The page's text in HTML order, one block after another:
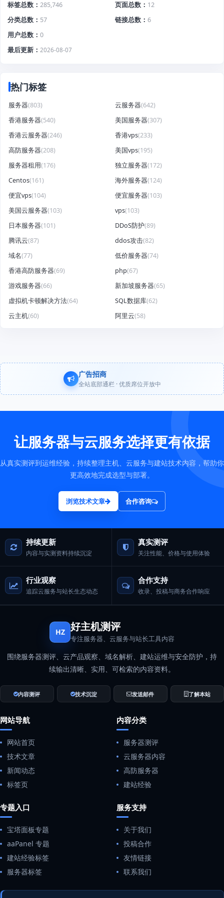
标签总数
285,746 页面总数
12
分类总数
57 链接总数
6
用户总数
0
最后更新
2026-08-07
热门标签
服务器(803) 云服务器(642)
香港服务器(540) 美国服务器(307)
香港云服务器(246) 香港vps(233)
高防服务器(208) 美国vps(195)
服务器租用(176) 独立服务器(172)
Centos(161) 海外服务器(124)
便宜vps(104) 便宜服务器(103)
美国云服务器(103) vps(103)
日本服务器(101) DDoS防护(89)
腾讯云(87) ddos攻击(82)
域名(77) 低价服务器(74)
香港高防服务器(69) php(67)
游戏服务器(66) 新加坡服务器(65)
虚拟机卡顿解决方法(64) SQL数据库(62)
云主机(60) 阿里云(58)
广告招商
全站底部通栏 · 优质席位开放中
让服务器与云服务选择更有依据
从真实测评到运维经验，持续整理主机、云服务与建站技术内容，帮助你
更高效地完成选型与部署。
浏览技术文章 合作咨询
持续更新
内容与实测资料持续沉淀
真实测评
关注性能、价格与使用体验
行业观察
追踪云服务与站长生态动态
合作支持
收录、投稿与商务合作响应
HZ 好主机测评
专注服务器、云服务与站长工具内容
围绕服务器测评、云产品观察、域名解析、建站运维与安全防护，持
续输出清晰、实用、可检索的内容资料。
内容测评 技术沉淀 发送邮件 了解本站
网站导航
网站首页
技术文章
新闻动态
标签页
内容分类
服务器测评
云服务器内容
高防服务器
建站经验
专题入口
宝塔面板专题
aaPanel 专题
建站经验标签
服务器标签
服务支持
关于我们
投稿合作
友情链接
联系我们